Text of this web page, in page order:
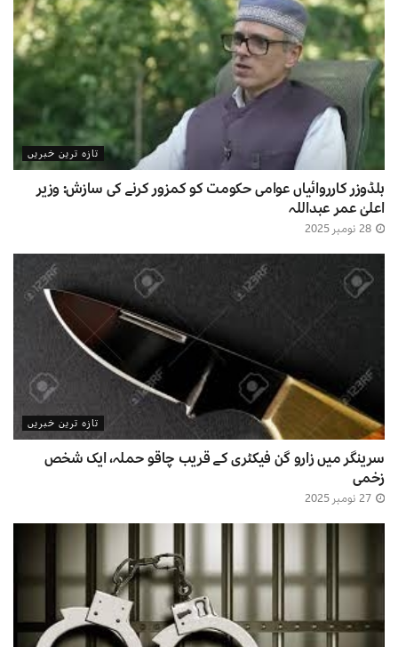
تازہ ترین خبریں
بلڈوزر کارروائیاں عوامی حکومت کو کمزور کرنے کی سازش: وزیر
اعلیٰ عمر عبداللہ
تازہ ترین خبریں
سرینگر میں زارو گن فیکٹری کے قریب چاقو حملہ، ایک شخص
زخمی